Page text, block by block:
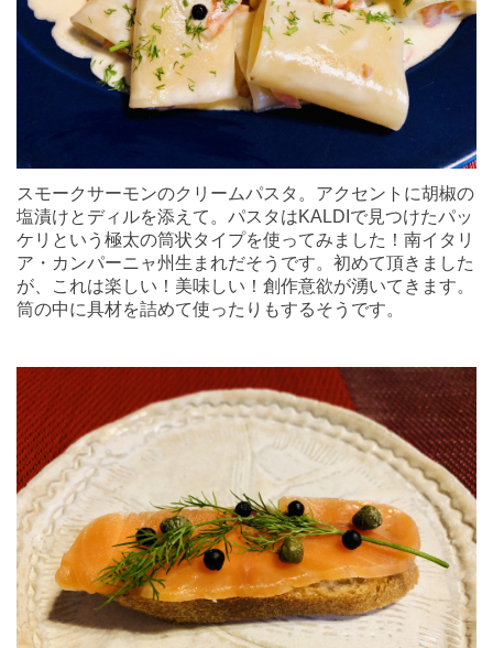
スモークサーモンのクリームパスタ。アクセントに胡椒の
塩漬けとディルを添えて。パスタはKALDIで見つけたパッ
ケリという極太の筒状タイプを使ってみました！南イタリ
ア・カンパーニャ州生まれだそうです。初めて頂きました
が、これは楽しい！美味しい！創作意欲が湧いてきます。
筒の中に具材を詰めて使ったりもするそうです。